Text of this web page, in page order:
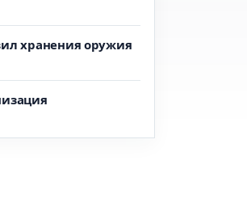
хранения оружия